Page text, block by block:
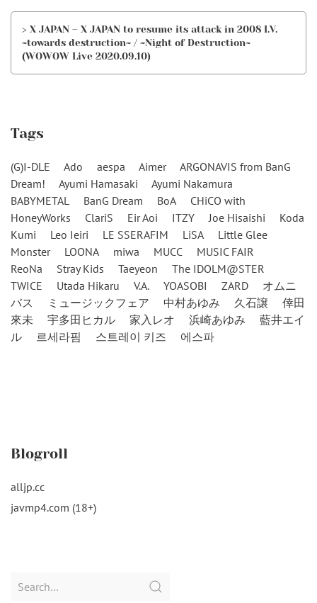
> X JAPAN – X JAPAN to resume its attack in 2008 I.V.
~towards destruction~ / ~Night of Destruction~
(WOWOW Live 2020.09.10)
Tags
(G)I-DLE Ado aespa Aimer
ARGONAVIS from BanG
Dream!
Ayumi Hamasaki
Ayumi Nakamura
BABYMETAL
BanG Dream BoA
CHiCO with
HoneyWorks
ClariS Eir Aoi ITZY Joe Hisaishi
Koda
Kumi
Leo Ieiri LE SSERAFIM LiSA
Little Glee
Monster
LOONA miwa MUCC
MUSIC FAIR
ReoNa
Stray Kids Taeyeon
The IDOLM@STER
TWICE
Utada Hikaru V.A. YOASOBI ZARD
オムニ
バス
ミュージックフェア 中村あゆみ 久石譲
倖田
來未
宇多田ヒカル 家入レオ 浜崎あゆみ
藍井エイ
ル
르세라핌 스트레이 키즈 에스파
Blogroll
alljp.cc
javmp4.com (18+)
Search